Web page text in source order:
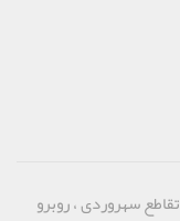
سهروردی ، روبرو